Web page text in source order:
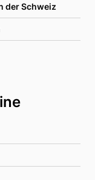
der Schweiz